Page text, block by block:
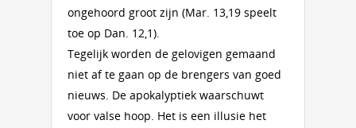
ongehoord groot zijn (Mar. 13,19 speelt
toe op Dan. 12,1).
Tegelijk worden de gelovigen gemaand
niet af te gaan op de brengers van goed
nieuws. De apokalyptiek waarschuwt
voor valse hoop. Het is een illusie het